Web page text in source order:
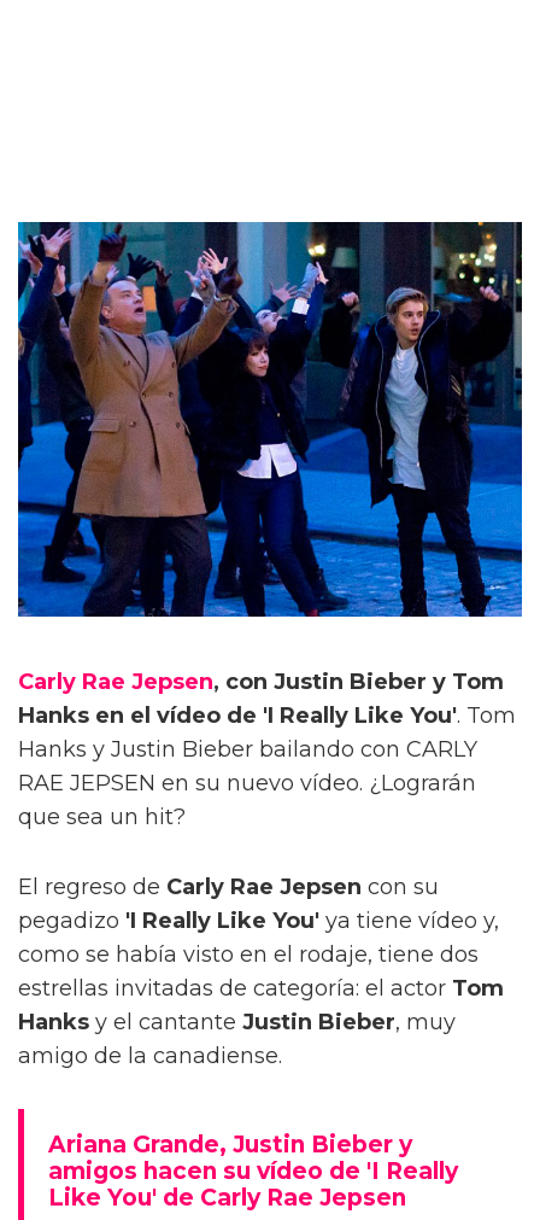
Carly Rae Jepsen, con Justin Bieber y Tom
Hanks en el vídeo de 'I Really Like You'. Tom
Hanks y Justin Bieber bailando con CARLY
RAE JEPSEN en su nuevo vídeo. ¿Lograrán
que sea un hit?
El regreso de Carly Rae Jepsen con su
pegadizo 'I Really Like You' ya tiene vídeo y,
como se había visto en el rodaje, tiene dos
estrellas invitadas de categoría: el actor Tom
Hanks y el cantante Justin Bieber, muy
amigo de la canadiense.
Ariana Grande, Justin Bieber y
amigos hacen su vídeo de 'I Really
Like You' de Carly Rae Jepsen